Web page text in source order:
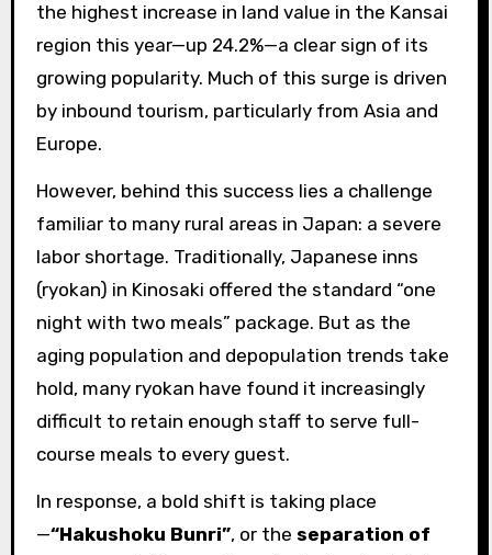
the highest increase in land value in the Kansai
region this year—up 24.2%—a clear sign of its
growing popularity. Much of this surge is driven
by inbound tourism, particularly from Asia and
Europe.
However, behind this success lies a challenge
familiar to many rural areas in Japan: a severe
labor shortage. Traditionally, Japanese inns
(ryokan) in Kinosaki offered the standard “one
night with two meals” package. But as the
aging population and depopulation trends take
hold, many ryokan have found it increasingly
difficult to retain enough staff to serve full-
course meals to every guest.
In response, a bold shift is taking place
—“Hakushoku Bunri”, or the separation of